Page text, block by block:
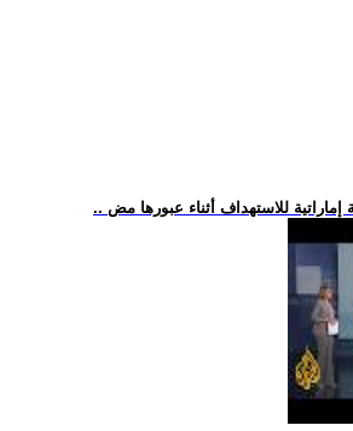
للاستهداف أثناء عبورها مض